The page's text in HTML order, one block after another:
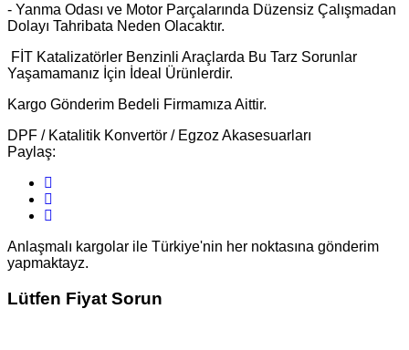
- Yanma Odası ve Motor Parçalarında Düzensiz Çalışmadan
Dolayı Tahribata Neden Olacaktır.
FİT Katalizatörler Benzinli Araçlarda Bu Tarz Sorunlar
Yaşamamanız İçin İdeal Ürünlerdir.
Kargo Gönderim Bedeli Firmamıza Aittir.
DPF / Katalitik Konvertör / Egzoz Akasesuarları
Paylaş:
Anlaşmalı kargolar ile Türkiye'nin her noktasına gönderim
yapmaktayz.
Lütfen Fiyat Sorun